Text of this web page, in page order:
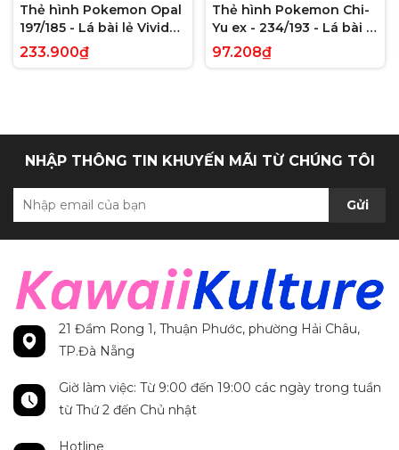
Thẻ hình Pokemon Opal
197/185 - Lá bài lẻ Vivid
Voltage Hyper Rare tiếng
Anh chính hãng
233.900₫
Thẻ hình Pokemon Chi-
Yu ex - 234/193 - Lá bài lẻ
Paldea Evolved Full Art
Secret Rare tiếng Anh
97.208₫
NHẬP THÔNG TIN KHUYẾN MÃI TỪ CHÚNG TÔI
Gửi
21 Đầm Rong 1, Thuận Phước, phường Hải Châu,
TP.Đà Nẵng
Giờ làm việc: Từ 9:00 đến 19:00 các ngày trong tuần
từ Thứ 2 đến Chủ nhật
Hotline